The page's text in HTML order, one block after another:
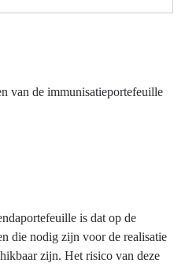
van de immunisatieportefeuille
is dat op de
die nodig zijn voor de realisatie
zijn. Het risico van deze